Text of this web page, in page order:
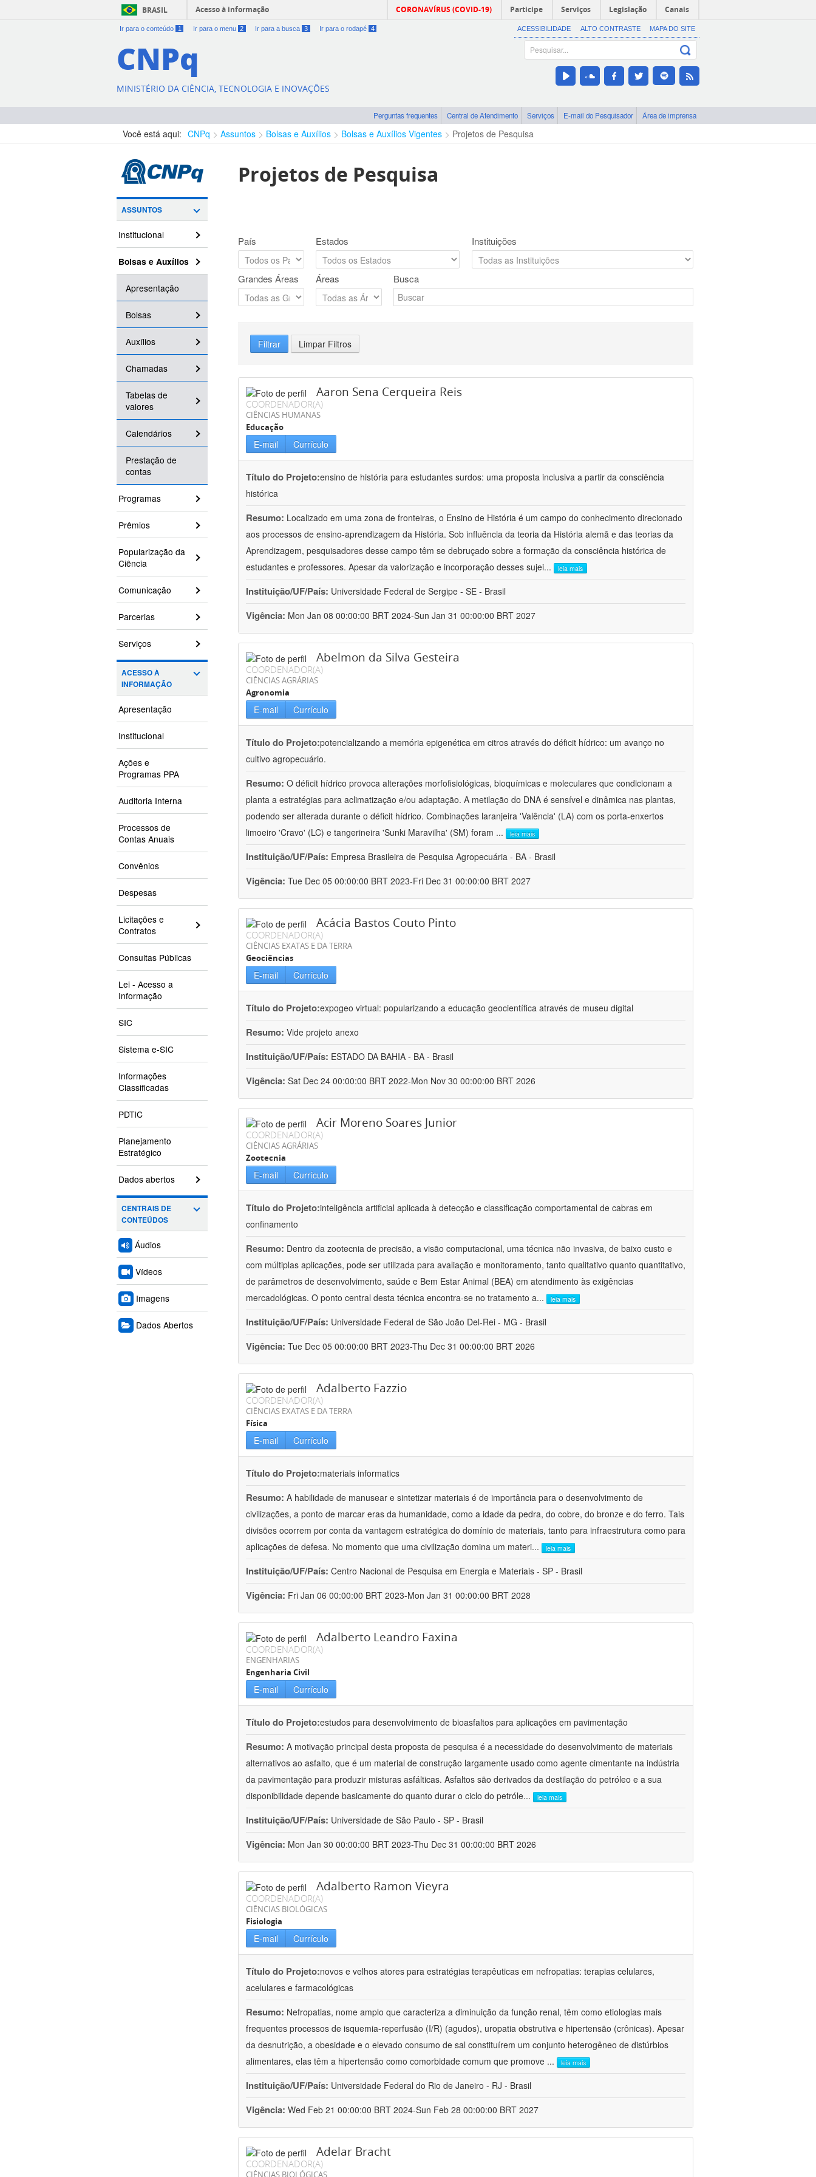
BRASIL Acesso à informação CORONAVÍRUS (COVID-19) Participe Serviços Legislação Canais
Ir para o conteúdo 1 Ir para o menu 2 Ir para a busca 3 Ir para o rodapé 4 ACESSIBILIDADE ALTO CONTRASTE MAPA DO SITE
CNPq
MINISTÉRIO DA CIÊNCIA, TECNOLOGIA E INOVAÇÕES
Perguntas frequentes Central de Atendimento Serviços E-mail do Pesquisador Área de imprensa
Você está aqui: CNPq Assuntos Bolsas e Auxílios Bolsas e Auxílios Vigentes Projetos de Pesquisa
ASSUNTOS
Institucional
Bolsas e Auxílios
Apresentação
Bolsas
Auxílios
Chamadas
Tabelas de
valores
Calendários
Prestação de
contas
Programas
Prêmios
Popularização da
Ciência
Comunicação
Parcerias
Serviços
ACESSO À
INFORMAÇÃO
Apresentação
Institucional
Ações e
Programas PPA
Auditoria Interna
Processos de
Contas Anuais
Convênios
Despesas
Licitações e
Contratos
Consultas Públicas
Lei - Acesso a
Informação
SIC
Sistema e-SIC
Informações
Classificadas
PDTIC
Planejamento
Estratégico
Dados abertos
CENTRAIS DE
CONTEÚDOS
Áudios
Vídeos
Imagens
Dados Abertos
Projetos de Pesquisa
País Estados Instituições
Grandes Áreas Áreas Busca
Filtrar Limpar Filtros
Aaron Sena Cerqueira Reis
COORDENADOR(A)
CIÊNCIAS HUMANAS
Educação
E-mail Currículo
Título do Projeto:ensino de história para estudantes surdos: uma proposta inclusiva a partir da consciência
histórica
Resumo: Localizado em uma zona de fronteiras, o Ensino de História é um campo do conhecimento direcionado
aos processos de ensino-aprendizagem da História. Sob influência da teoria da História alemã e das teorias da
Aprendizagem, pesquisadores desse campo têm se debruçado sobre a formação da consciência histórica de
estudantes e professores. Apesar da valorização e incorporação desses sujei... leia mais
Instituição/UF/País: Universidade Federal de Sergipe - SE - Brasil
Vigência: Mon Jan 08 00:00:00 BRT 2024-Sun Jan 31 00:00:00 BRT 2027
Abelmon da Silva Gesteira
COORDENADOR(A)
CIÊNCIAS AGRÁRIAS
Agronomia
E-mail Currículo
Título do Projeto:potencializando a memória epigenética em citros através do déficit hídrico: um avanço no
cultivo agropecuário.
Resumo: O déficit hídrico provoca alterações morfofisiológicas, bioquímicas e moleculares que condicionam a
planta a estratégias para aclimatização e/ou adaptação. A metilação do DNA é sensível e dinâmica nas plantas,
podendo ser alterada durante o déficit hídrico. Combinações laranjeira 'Valência' (LA) com os porta-enxertos
limoeiro 'Cravo' (LC) e tangerineira 'Sunki Maravilha' (SM) foram ... leia mais
Instituição/UF/País: Empresa Brasileira de Pesquisa Agropecuária - BA - Brasil
Vigência: Tue Dec 05 00:00:00 BRT 2023-Fri Dec 31 00:00:00 BRT 2027
Acácia Bastos Couto Pinto
COORDENADOR(A)
CIÊNCIAS EXATAS E DA TERRA
Geociências
E-mail Currículo
Título do Projeto:expogeo virtual: popularizando a educação geocientífica através de museu digital
Resumo: Vide projeto anexo
Instituição/UF/País: ESTADO DA BAHIA - BA - Brasil
Vigência: Sat Dec 24 00:00:00 BRT 2022-Mon Nov 30 00:00:00 BRT 2026
Acir Moreno Soares Junior
COORDENADOR(A)
CIÊNCIAS AGRÁRIAS
Zootecnia
E-mail Currículo
Título do Projeto:inteligência artificial aplicada à detecção e classificação comportamental de cabras em
confinamento
Resumo: Dentro da zootecnia de precisão, a visão computacional, uma técnica não invasiva, de baixo custo e
com múltiplas aplicações, pode ser utilizada para avaliação e monitoramento, tanto qualitativo quanto quantitativo,
de parâmetros de desenvolvimento, saúde e Bem Estar Animal (BEA) em atendimento às exigências
mercadológicas. O ponto central desta técnica encontra-se no tratamento a... leia mais
Instituição/UF/País: Universidade Federal de São João Del-Rei - MG - Brasil
Vigência: Tue Dec 05 00:00:00 BRT 2023-Thu Dec 31 00:00:00 BRT 2026
Adalberto Fazzio
COORDENADOR(A)
CIÊNCIAS EXATAS E DA TERRA
Física
E-mail Currículo
Título do Projeto:materials informatics
Resumo: A habilidade de manusear e sintetizar materiais é de importância para o desenvolvimento de
civilizações, a ponto de marcar eras da humanidade, como a idade da pedra, do cobre, do bronze e do ferro. Tais
divisões ocorrem por conta da vantagem estratégica do domínio de materiais, tanto para infraestrutura como para
aplicações de defesa. No momento que uma civilização domina um materi... leia mais
Instituição/UF/País: Centro Nacional de Pesquisa em Energia e Materiais - SP - Brasil
Vigência: Fri Jan 06 00:00:00 BRT 2023-Mon Jan 31 00:00:00 BRT 2028
Adalberto Leandro Faxina
COORDENADOR(A)
ENGENHARIAS
Engenharia Civil
E-mail Currículo
Título do Projeto:estudos para desenvolvimento de bioasfaltos para aplicações em pavimentação
Resumo: A motivação principal desta proposta de pesquisa é a necessidade do desenvolvimento de materiais
alternativos ao asfalto, que é um material de construção largamente usado como agente cimentante na indústria
da pavimentação para produzir misturas asfálticas. Asfaltos são derivados da destilação do petróleo e a sua
disponibilidade depende basicamente do quanto durar o ciclo do petróle... leia mais
Instituição/UF/País: Universidade de São Paulo - SP - Brasil
Vigência: Mon Jan 30 00:00:00 BRT 2023-Thu Dec 31 00:00:00 BRT 2026
Adalberto Ramon Vieyra
COORDENADOR(A)
CIÊNCIAS BIOLÓGICAS
Fisiologia
E-mail Currículo
Título do Projeto:novos e velhos atores para estratégias terapêuticas em nefropatias: terapias celulares,
acelulares e farmacológicas
Resumo: Nefropatias, nome amplo que caracteriza a diminuição da função renal, têm como etiologias mais
frequentes processos de isquemia-reperfusão (I/R) (agudos), uropatia obstrutiva e hipertensão (crônicas). Apesar
da desnutrição, a obesidade e o elevado consumo de sal constituírem um conjunto heterogêneo de distúrbios
alimentares, elas têm a hipertensão como comorbidade comum que promove ... leia mais
Instituição/UF/País: Universidade Federal do Rio de Janeiro - RJ - Brasil
Vigência: Wed Feb 21 00:00:00 BRT 2024-Sun Feb 28 00:00:00 BRT 2027
Adelar Bracht
COORDENADOR(A)
CIÊNCIAS BIOLÓGICAS